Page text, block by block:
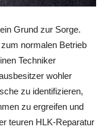
Grund zur Sorge.
normalen Betrieb
Techniker
wohler
zu identifizieren,
zu ergreifen und
teuren HLK-Reparatur